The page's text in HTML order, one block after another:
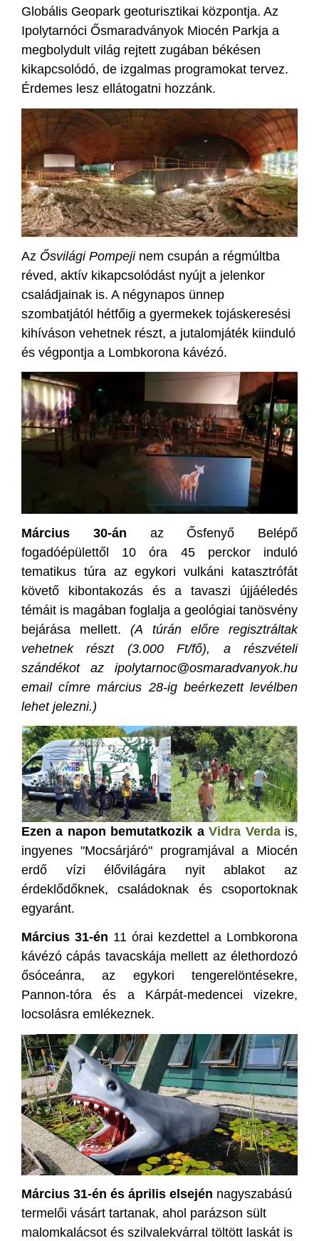
Globális Geopark geoturisztikai központja. Az
Ipolytarnóci Ősmaradványok Miocén Parkja a
megbolydult világ rejtett zugában békésen
kikapcsolódó, de izgalmas programokat tervez.
Érdemes lesz ellátogatni hozzánk.
Az Ősvilági Pompeji nem csupán a régmúltba
réved, aktív kikapcsolódást nyújt a jelenkor
családjainak is. A négynapos ünnep
szombatjától hétfőig a gyermekek tojáskeresési
kihíváson vehetnek részt, a jutalomjáték kiinduló
és végpontja a Lombkorona kávézó.
Március 30-án az Ősfenyő Belépő
fogadóépülettől 10 óra 45 perckor induló
tematikus túra az egykori vulkáni katasztrófát
követő kibontakozás és a tavaszi újjáéledés
témáit is magában foglalja a geológiai tanösvény
bejárása mellett.(A túrán előre regisztráltak
vehetnek részt (3.000 Ft/fő), a részvételi
szándékot az ipolytarnoc@osmaradvanyok.hu
email címre március 28-ig beérkezett levélben
lehet jelezni.)
Ezen a napon bemutatkozik aVidra Verdais,
ingyenes "Mocsárjáró" programjával a Miocén
erdő vízi élővilágára nyit ablakot az
érdeklődőknek, családoknak és csoportoknak
egyaránt.
Március 31-én 11 órai kezdettel a Lombkorona
kávézó cápás tavacskája mellett az élethordozó
ősóceánra, az egykori tengerelöntésekre,
Pannon-tóra és a Kárpát-medencei vizekre,
locsolásra emlékeznek.
Március 31-én és április elsején nagyszabású
termelői vásárt tartanak, ahol parázson sült
malomkalácsot és szilvalekvárral töltött laskát is